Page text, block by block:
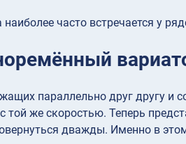
часто встречается у
параллельно друг другу и
той же скоростью. Теперь
дважды. Именно в